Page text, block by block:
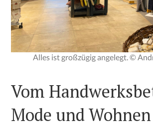
Alles ist großzügig angelegt. ©
Vom
Mode und Wohnen